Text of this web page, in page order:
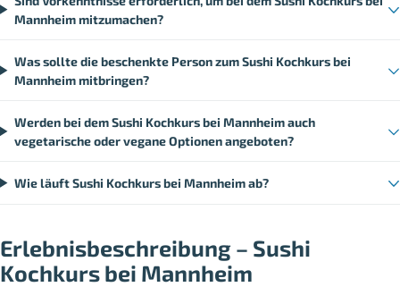
Mannheim mitzumachen?
Was sollte die beschenkte Person zum Sushi Kochkurs bei
Mannheim mitbringen?
Werden bei dem Sushi Kochkurs bei Mannheim auch
vegetarische oder vegane Optionen angeboten?
Wie läuft Sushi Kochkurs bei Mannheim ab?
Erlebnisbeschreibung – Sushi
Kochkurs bei Mannheim